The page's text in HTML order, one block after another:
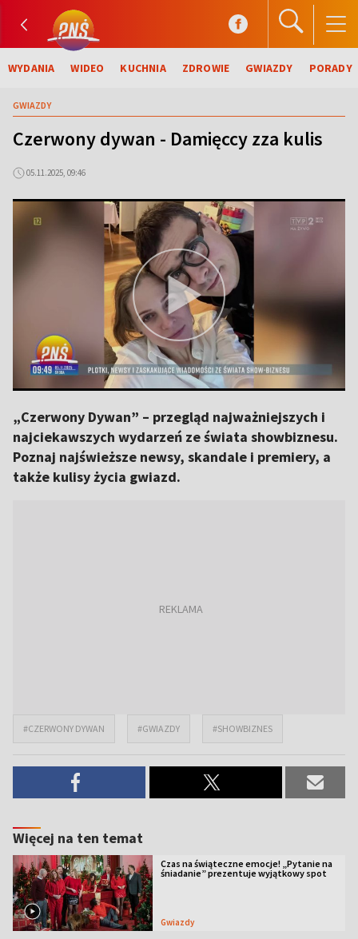
WYDANIA WIDEO KUCHNIA ZDROWIE GWIAZDY PORADY
GWIAZDY
Czerwony dywan - Damięccy zza kulis
05.11.2025, 09:46
„Czerwony Dywan” – przegląd najważniejszych i
najciekawszych wydarzeń ze świata showbiznesu.
Poznaj najświeższe newsy, skandale i premiery, a
także kulisy życia gwiazd.
#CZERWONY DYWAN #GWIAZDY #SHOWBIZNES
Więcej na ten temat
Czas na świąteczne emocje! „Pytanie na
śniadanie” prezentuje wyjątkowy spot
Gwiazdy